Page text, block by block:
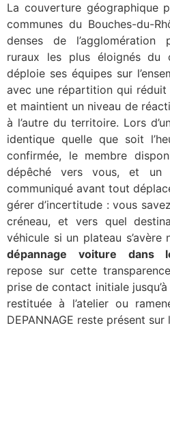
La couverture géographique
communes du Bouches-du-
denses de l’agglomération
ruraux les plus éloignés du
déploie ses équipes sur
avec une répartition qui
et maintient un niveau de
à l’autre du territoire. Lors
identique quelle que soit
confirmée, le membre
dépêché vers vous, et un
communiqué avant tout
gérer d’incertitude : vous
créneau, et vers quel
véhicule si un plateau s’avère
dépannage voiture dans
repose sur cette
prise de contact initiale
restituée à l’atelier ou
DEPANNAGE reste présent sur